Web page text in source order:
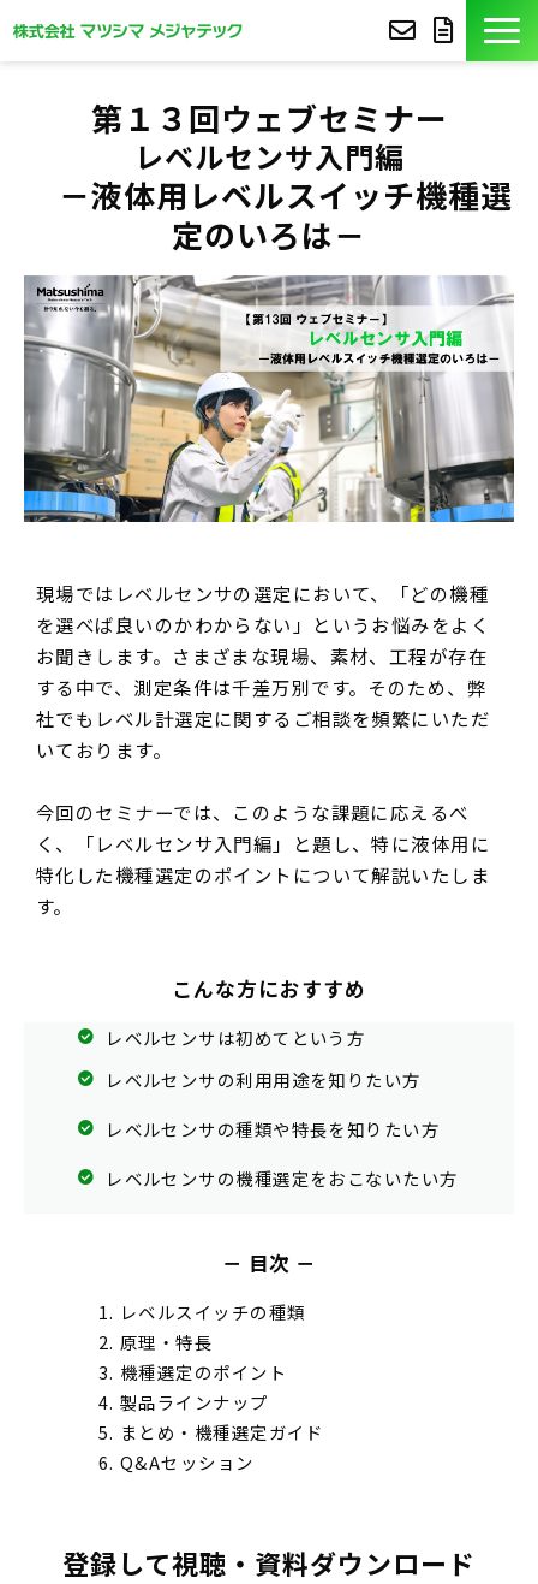
コア技術
セミナー
よくあるご質問
サポート
第１３回ウェブセミナー
レベルセンサ入門編
－液体用レベルスイッチ機種選
定のいろは－
現場ではレベルセンサの選定において、「どの機種
を選べば良いのかわからない」というお悩みをよく
お聞きします。さまざまな現場、素材、工程が存在
する中で、測定条件は千差万別です。そのため、弊
社でもレベル計選定に関するご相談を頻繁にいただ
いております。​
今回のセミナーでは、このような課題に応えるべ
く、「レベルセンサ入門編」と題し、特に液体用に
特化した機種選定のポイントについて解説いたしま
す。
こんな方におすすめ
レベルセンサは初めてという方
レベルセンサの利用用途を知りたい方
レベルセンサの種類や特長を知りたい方
レベルセンサの機種選定をおこないたい方
－ 目次 －
レベルスイッチの種類
原理・特長
機種選定のポイント
製品ラインナップ
まとめ・機種選定ガイド
Q&Aセッション
登録して視聴・資料ダウンロード